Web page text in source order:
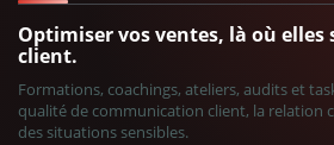
Optimiser vos ventes, là où elles
client.
Formations, coachings, ateliers, audits et
qualité de communication client, la relation
des situations sensibles.